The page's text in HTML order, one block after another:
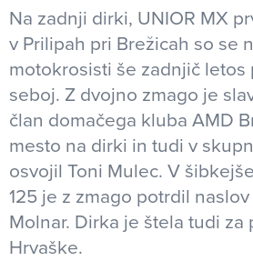
Na zadnji dirki, UNIOR MX
v Prilipah pri Brežicah so se
motokrosisti še zadnjič
seboj. Z dvojno zmago je
član domačega kluba AMD
mesto na dirki in tudi v
osvojil Toni Mulec. V
125 je z zmago potrdil
Molnar. Dirka je štela tudi za
Hrvaške.